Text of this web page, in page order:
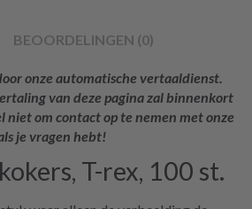
BEOORDELINGEN (0)
onze automatische vertaaldienst.
van deze pagina zal binnenkort
niet om contact op te nemen met onze
je vragen hebt!
T-rex, 100 st.